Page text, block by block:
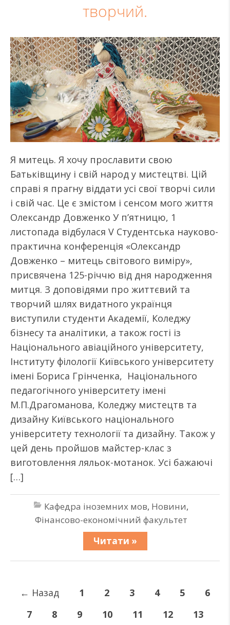
творчий.
Я митець. Я хочу прославити свою
Батьківщину і свій народ у мистецтві. Цій
справі я прагну віддати усі свої творчі сили
і свій час. Це є змістом і сенсом мого життя
Олександр Довженко У п’ятницю, 1
листопада відбулася V Студентська науково-
практична конференція «Олександр
Довженко – митець світового виміру»,
присвячена 125-річчю від дня народження
митця. З доповідями про життєвий та
творчий шлях видатного українця
виступили студенти Академії, Коледжу
бізнесу та аналітики, а також гості із
Національного авіаційного університету,
Інституту філології Київського університету
імені Бориса Грінченка, Національного
педагогічного університету імені
М.П.Драгоманова, Коледжу мистецтв та
дизайну Київського національного
університету технології та дизайну. Також у
цей день пройшов майстер-клас з
виготовлення ляльок-мотанок. Усі бажаючі
[…]
Кафедра іноземних мов, Новини,
Фінансово-економічний факультет
Читати »
← Назад 1 2 3 4 5
6
7
8 9 10 11 12
13